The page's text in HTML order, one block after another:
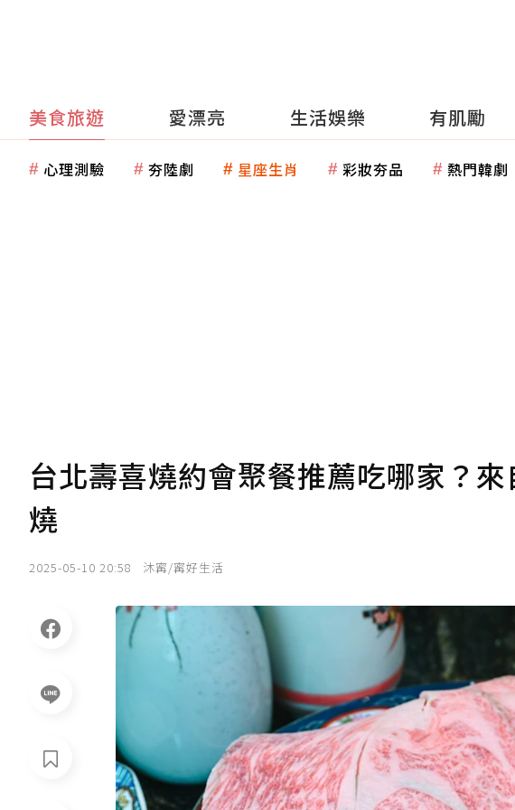
美食旅遊 愛漂亮 生活娛樂 有肌勵
心理測驗 夯陸劇 星座生肖 彩妝夯品 熱門韓劇
台北壽喜燒約會聚餐推薦吃哪家？
燒
2025-05-10 20:58 沐寗/寗好生活